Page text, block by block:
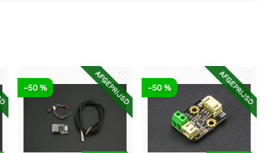
AFGEPRIJSD
-50 % AFGEPRIJSD
-50 %